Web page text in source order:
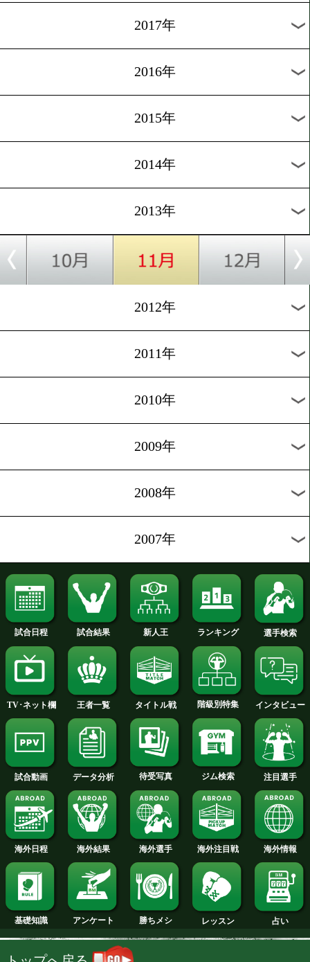
2021年
2020年
2019年
2018年
2016年
2015年
2014年
2013年
2012年
2011年
2010年
2009年
2008年
2007年